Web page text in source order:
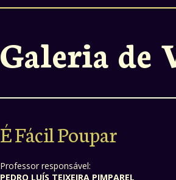
Galeria de
É Fácil Poupar
Professor responsável:
PEDRO LUÍS TEIXEIRA PIMPAREL